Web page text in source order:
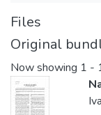
Files
Original
Now showing 1 -